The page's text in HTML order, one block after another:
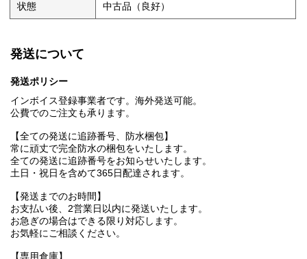
状態 中古品（良好）
発送について
発送ポリシー
インボイス登録事業者です。海外発送可能。
公費でのご注文も承ります。
【全ての発送に追跡番号、防水梱包】
常に頑丈で完全防水の梱包をいたします。
全ての発送に追跡番号をお知らせいたします。
土日・祝日を含めて365日配達されます。
【発送までのお時間】
お支払い後、2営業日以内に発送いたします。
お急ぎの場合はできる限り対応します。
お気軽にご相談ください。
【専用倉庫】